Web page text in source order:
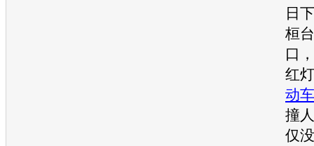
日
桓
口
红
动车
撞
仅